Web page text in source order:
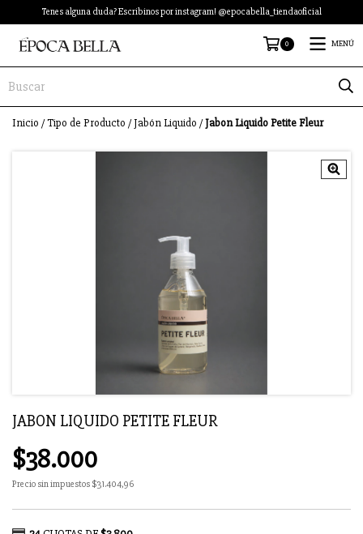
Tenes alguna duda? Escribinos por instagram! @epocabella_tiendaoficial
0 MENÚ
Inicio /Tipo de Producto /Jabón Liquido /Jabon Liquido Petite Fleur
JABON LIQUIDO PETITE FLEUR
$38.000
Precio sin impuestos $31.404,96